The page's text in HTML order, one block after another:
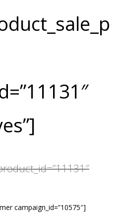
campaign_id=”10575″]